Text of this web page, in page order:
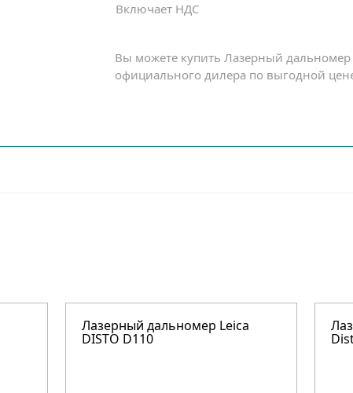
Включает НДС
Вы можете купить Лазерный дальномер
официального дилера по выгодной
Лазерный дальномер Leica
DISTO D110